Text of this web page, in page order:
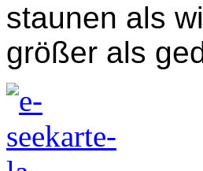
staunen als
größer als